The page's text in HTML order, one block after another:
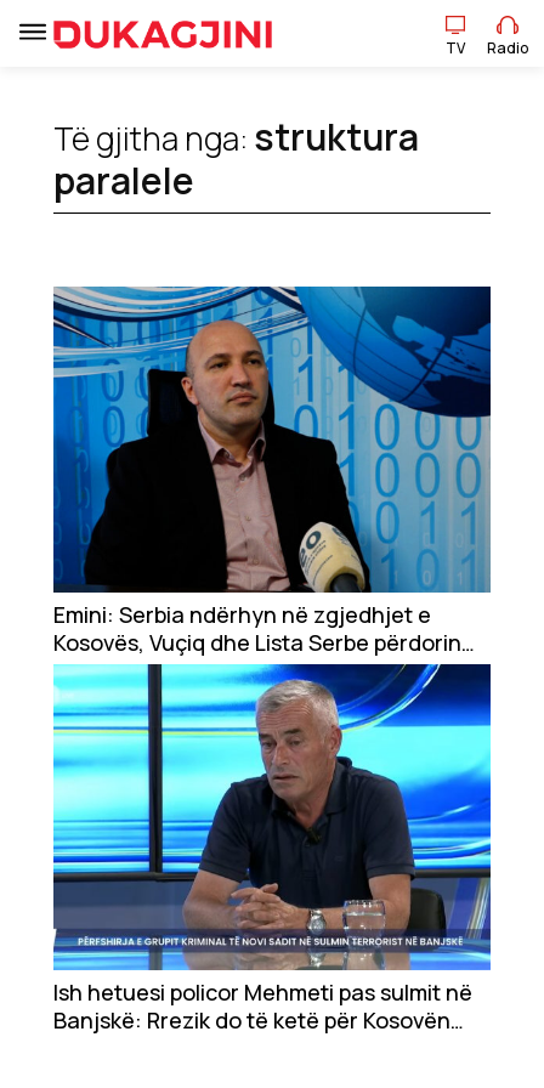
Lajme
Pikëpamje
Art Jete
Kulturë
Showbiz
Ekonomi
Teknologji
Udhëtime
DuVideo
TV Radio
Të gjitha nga: struktura
paralele
Emini: Serbia ndërhyn në zgjedhjet e
Kosovës, Vuçiq dhe Lista Serbe përdorin
punësimet dhe ndihma për të ndikuar në
vota
Ish hetuesi policor Mehmeti pas sulmit në
Banjskë: Rrezik do të ketë për Kosovën